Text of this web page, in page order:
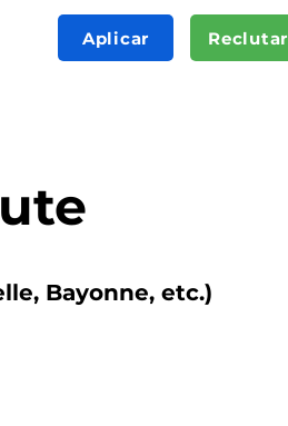
Aplicar Reclutar
Bayonne, etc.)